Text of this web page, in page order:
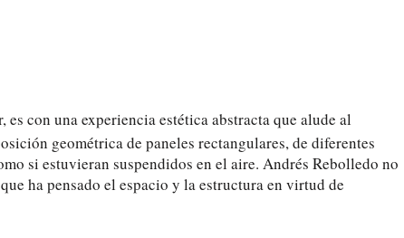
con una experiencia estética abstracta que alude al
geométrica de paneles rectangulares, de diferentes
si estuvieran suspendidos en el aire. Andrés Rebolledo no
ha pensado el espacio y la estructura en virtud de